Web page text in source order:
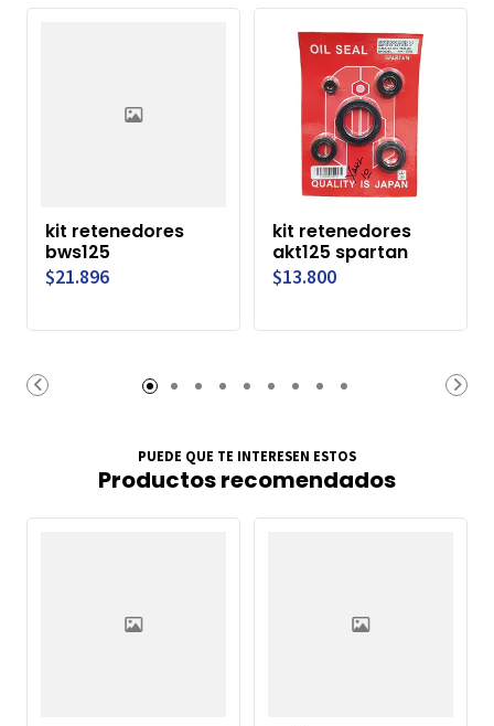
kit retenedores
bws125
$21.896
kit retenedores
akt125 spartan
$13.800
PUEDE QUE TE INTERESEN ESTOS
Productos recomendados